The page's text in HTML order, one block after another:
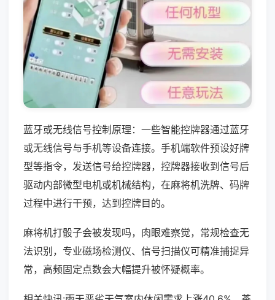
蓝牙或无线信号控制原理：一些智能控牌器通过蓝牙
或无线信号与手机等设备连接。手机端软件预设好牌
型等指令，发送信号给控牌器，控牌器接收到信号后
驱动内部微型电机或机械结构，在麻将机洗牌、码牌
过程中进行干预，达到控牌目的。
麻将机打骰子会被发现吗，肉眼难察觉，常规检查无
法识别，专业磁场检测仪、信号扫描仪可精准捕捉异
常，高频固定点数会大幅提升被怀疑概率。